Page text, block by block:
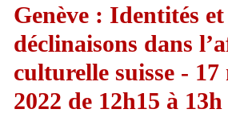
Genève : Identités et
déclinaisons dans
culturelle suisse - 17
2022 de 12h15 à 13h